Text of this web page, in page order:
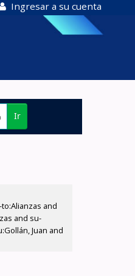
Ingresar a su cuenta
Ir
to:Alianzas and
and su-
Juan and